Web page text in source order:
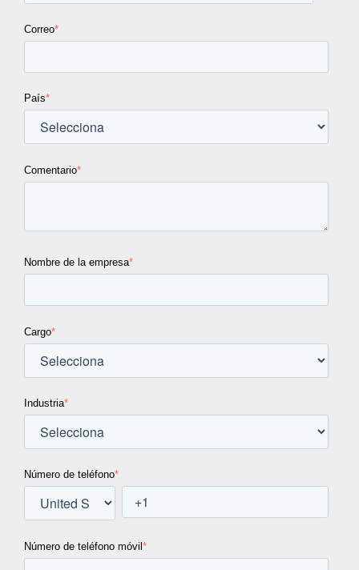
Correo*
País*
Comentario*
Nombre de la empresa*
Cargo*
Industria*
Número de teléfono*
Número de teléfono móvil *